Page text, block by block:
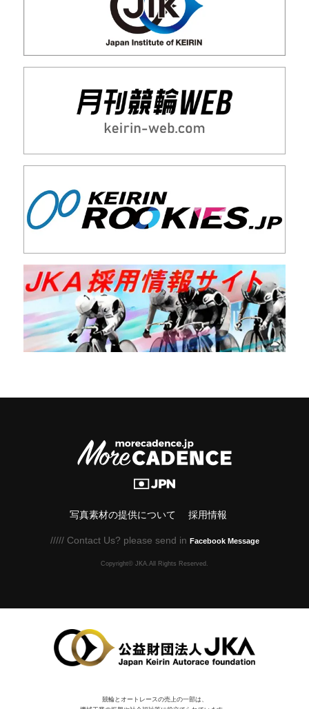
写真素材の提供について 採用情報
///// Contact Us? please send in Facebook Message
Copyright© JKA.All Rights Reserved.
競輪とオートレースの売上の一部は、